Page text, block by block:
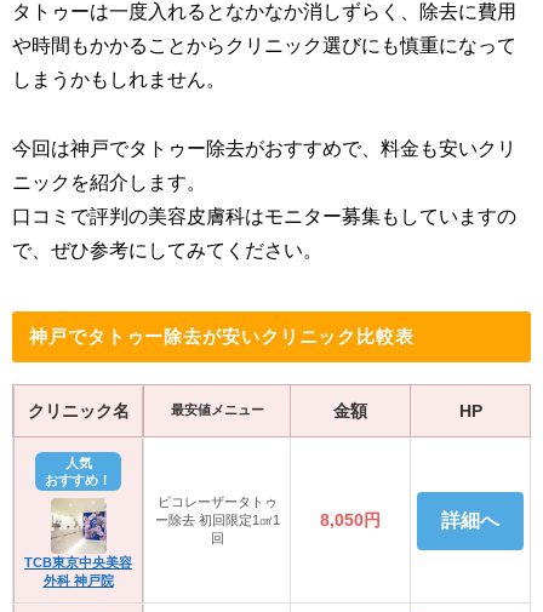
タトゥーは一度入れるとなかなか消しずらく、除去に費用
や時間もかかることからクリニック選びにも慎重になって
しまうかもしれません。
今回は神戸でタトゥー除去がおすすめで、料金も安いクリ
ニックを紹介します。
口コミで評判の美容皮膚科はモニター募集もしていますの
で、ぜひ参考にしてみてください。
神戸でタトゥー除去が安いクリニック比較表
クリニック名 最安値メニュー 金額 HP
人気
おすすめ！
TCB東京中央美容
外科 神戸院
ピコレーザータトゥ
ー除去 初回限定1㎠1
回
8,050円 詳細へ